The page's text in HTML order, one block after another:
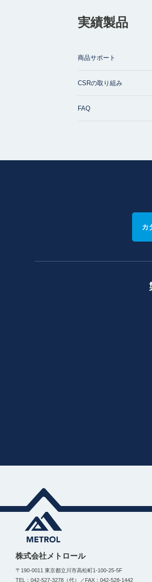
実績製品
商品サポート
CSRの取り組み
FAQ
カ
株式会社メトロール
〒190-0011 東京都立川市高松町1-100-25-5F
TEL：042-527-3278（代）／FAX：042-528-1442